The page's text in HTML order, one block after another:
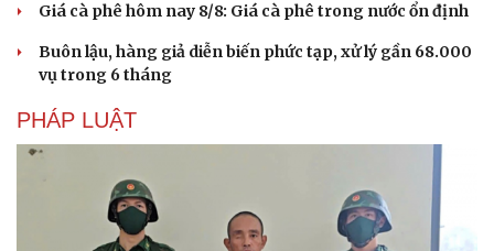
Giá cà phê hôm nay 8/8: Giá cà phê trong nước ổn định
Buôn lậu, hàng giả diễn biến phức tạp, xử lý gần 68.000
vụ trong 6 tháng
PHÁP LUẬT